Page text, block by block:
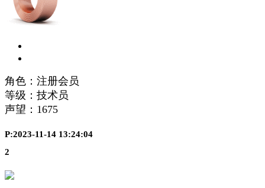
角色：注册会员
等级：技术员
声望： 1675
P:2023-11-14 13:24:04
2